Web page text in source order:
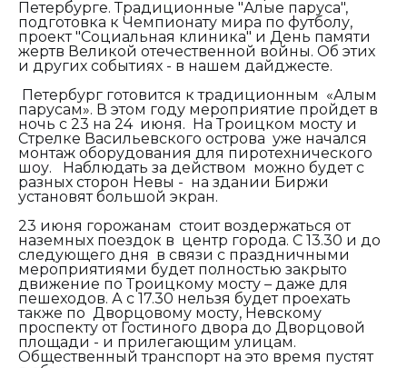
Петербурге. Традиционные "Алые паруса",
подготовка к Чемпионату мира по футболу,
проект "Социальная клиника" и День памяти
жертв Великой отечественной войны. Об этих
и других событиях - в нашем дайджесте.
Петербург готовится к традиционным «Алым
парусам». В этом году мероприятие пройдет в
ночь с 23 на 24 июня. На Троицком мосту и
Стрелке Васильевского острова уже начался
монтаж оборудования для пиротехнического
шоу. Наблюдать за действом можно будет с
разных сторон Невы - на здании Биржи
установят большой экран.
23 июня горожанам стоит воздержаться от
наземных поездок в центр города. С 13.30 и до
следующего дня в связи с праздничными
мероприятиями будет полностью закрыто
движение по Троицкому мосту – даже для
пешеходов. А с 17.30 нельзя будет проехать
также по Дворцовому мосту, Невскому
проспекту от Гостиного двора до Дворцовой
площади - и прилегающим улицам.
Общественный транспорт на это время пустят